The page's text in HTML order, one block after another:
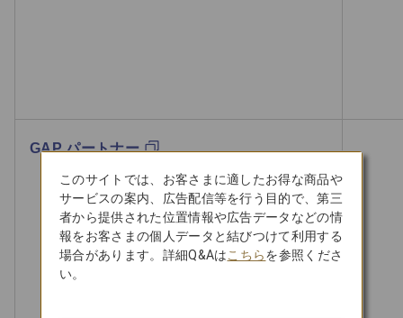
GAP パートナー
このサイトでは、お客さまに適したお得な商品や
サービスの案内、広告配信等を行う目的で、第三
者から提供された位置情報や広告データなどの情
報をお客さまの個人データと結びつけて利用する
場合があります。詳細Q&Aはこちらを参照くださ
い。